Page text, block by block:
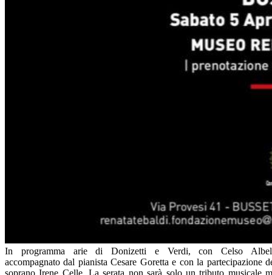
In programma arie di Donizetti e Verdi, con Celso
accompagnato dal pianista Cesare Goretta e con la partecipazione
soprano Irene Celle. La serata non sarà solo un tributo musicale